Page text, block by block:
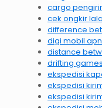
cargo
cek ongkir
difference
digi mobil
distance
drifting
ekspedisi
ekspedisi
ekspedisi